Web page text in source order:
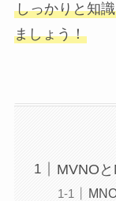
しっかりと知
ましょう！
MVNO